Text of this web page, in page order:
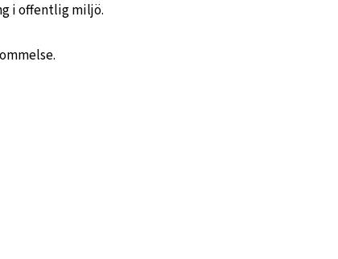
i offentlig miljö.